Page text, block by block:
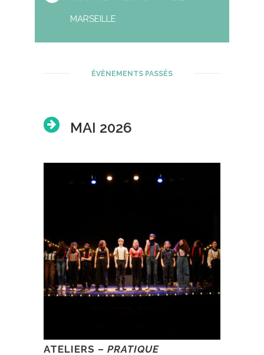
MARSEILLE
ÉVÈNEMENTS PASSÉS
MAI 2026
ATELIERS – PRATIQUE